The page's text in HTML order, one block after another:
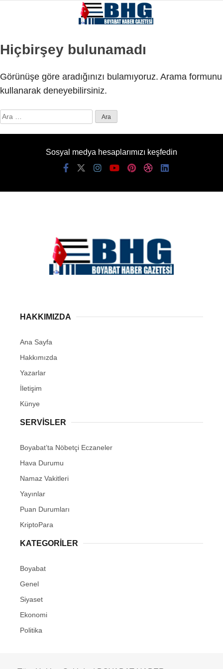
Hiçbirşey bulunamadı
Görünüşe göre aradığınızı bulamıyoruz. Arama formunu
kullanarak deneyebilirsiniz.
Arama:
Sosyal medya hesaplarımızı keşfedin
HAKKIMIZDA
Ana Sayfa
Hakkımızda
Yazarlar
İletişim
Künye
SERVISLER
Boyabat’ta Nöbetçi Eczaneler
Hava Durumu
Namaz Vakitleri
Yayınlar
Puan Durumları
KriptoPara
KATEGORILER
Boyabat
Genel
Siyaset
Ekonomi
Politika